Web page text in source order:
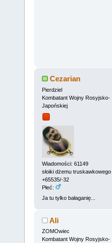
Cezarian
Pierdziel
Kombatant Wojny Rosyjsko-
Japońskiej
Wiadomości: 61149
słoiki dżemu truskawkowego
+65535/-32
Płeć:
Ja tu tylko bałaganię...
Ali
ZOMOwiec
Kombatant Wojny Rosyjsko-